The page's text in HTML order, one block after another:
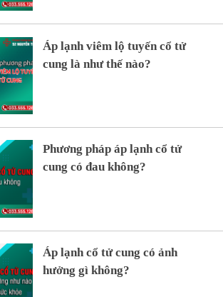
Áp lạnh viêm lộ tuyến cổ tử
cung là như thế nào?
Phương pháp áp lạnh cổ tử
cung có đau không?
Áp lạnh cổ tử cung có ảnh
hưởng gì không?